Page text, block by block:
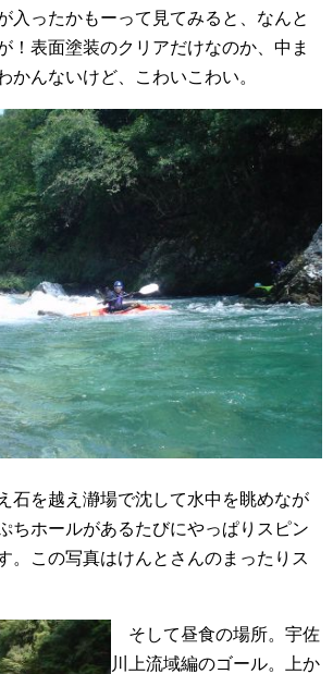
入ったかもーって見てみると、なんと
！表面塗装のクリアだけなのか、中ま
かんないけど、こわいこわい。
石を越え瀞場で沈して水中を眺めなが
ちホールがあるたびにやっぱりスピン
。この写真はけんとさんのまったりス
そして昼食の場所。宇佐
川上流域編のゴール。上か